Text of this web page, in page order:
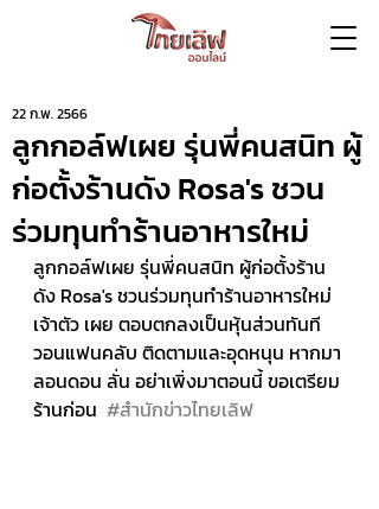
ลูกกอล์ฟเผย รุ่นพี่คนสนิท ผู้
ก่อตั้งร้านดัง Rosa's ชวน
ร่วมทุนทำร้านอาหารใหม่
22 ก.พ. 2566
ลูกกอล์ฟเผย รุ่นพี่คนสนิท ผู้ก่อตั้งร้าน
ดัง Rosa's ชวนร่วมทุนทำร้านอาหารใหม่
เจ้าตัว เผย ตอบตกลงเป็นหุ้นส่วนทันที
วอนแฟนคลับ ติดตามและอุดหนุน หากมา
ลอนดอน ลั่น อย่าเพิ่งมาตอนนี้ ขอเตรียม
ร้านก่อน #สำนักข่าวไทยเลิฟ